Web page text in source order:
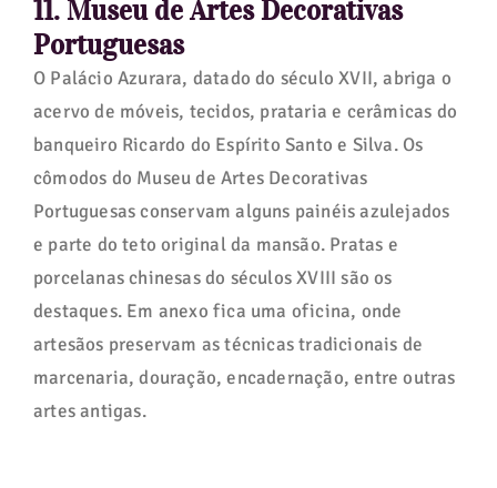
11. Museu de Artes Decorativas
Portuguesas
O Palácio Azurara, datado do século XVII, abriga o
acervo de móveis, tecidos, prataria e cerâmicas do
banqueiro Ricardo do Espírito Santo e Silva. Os
cômodos do Museu de Artes Decorativas
Portuguesas conservam alguns painéis azulejados
e parte do teto original da mansão. Pratas e
porcelanas chinesas do séculos XVIII são os
destaques. Em anexo fica uma oficina, onde
artesãos preservam as técnicas tradicionais de
marcenaria, douração, encadernação, entre outras
artes antigas.